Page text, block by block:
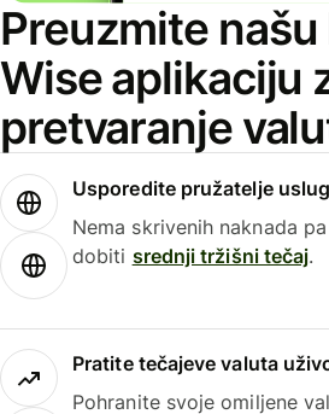
Preuzmite
Wise aplikaciju
pretvaranje
Usporedite pružatelje
Nema skrivenih naknada
dobiti srednji tržišni tečaj.
Pratite tečajeve valuta
Pohranite svoje omiljene